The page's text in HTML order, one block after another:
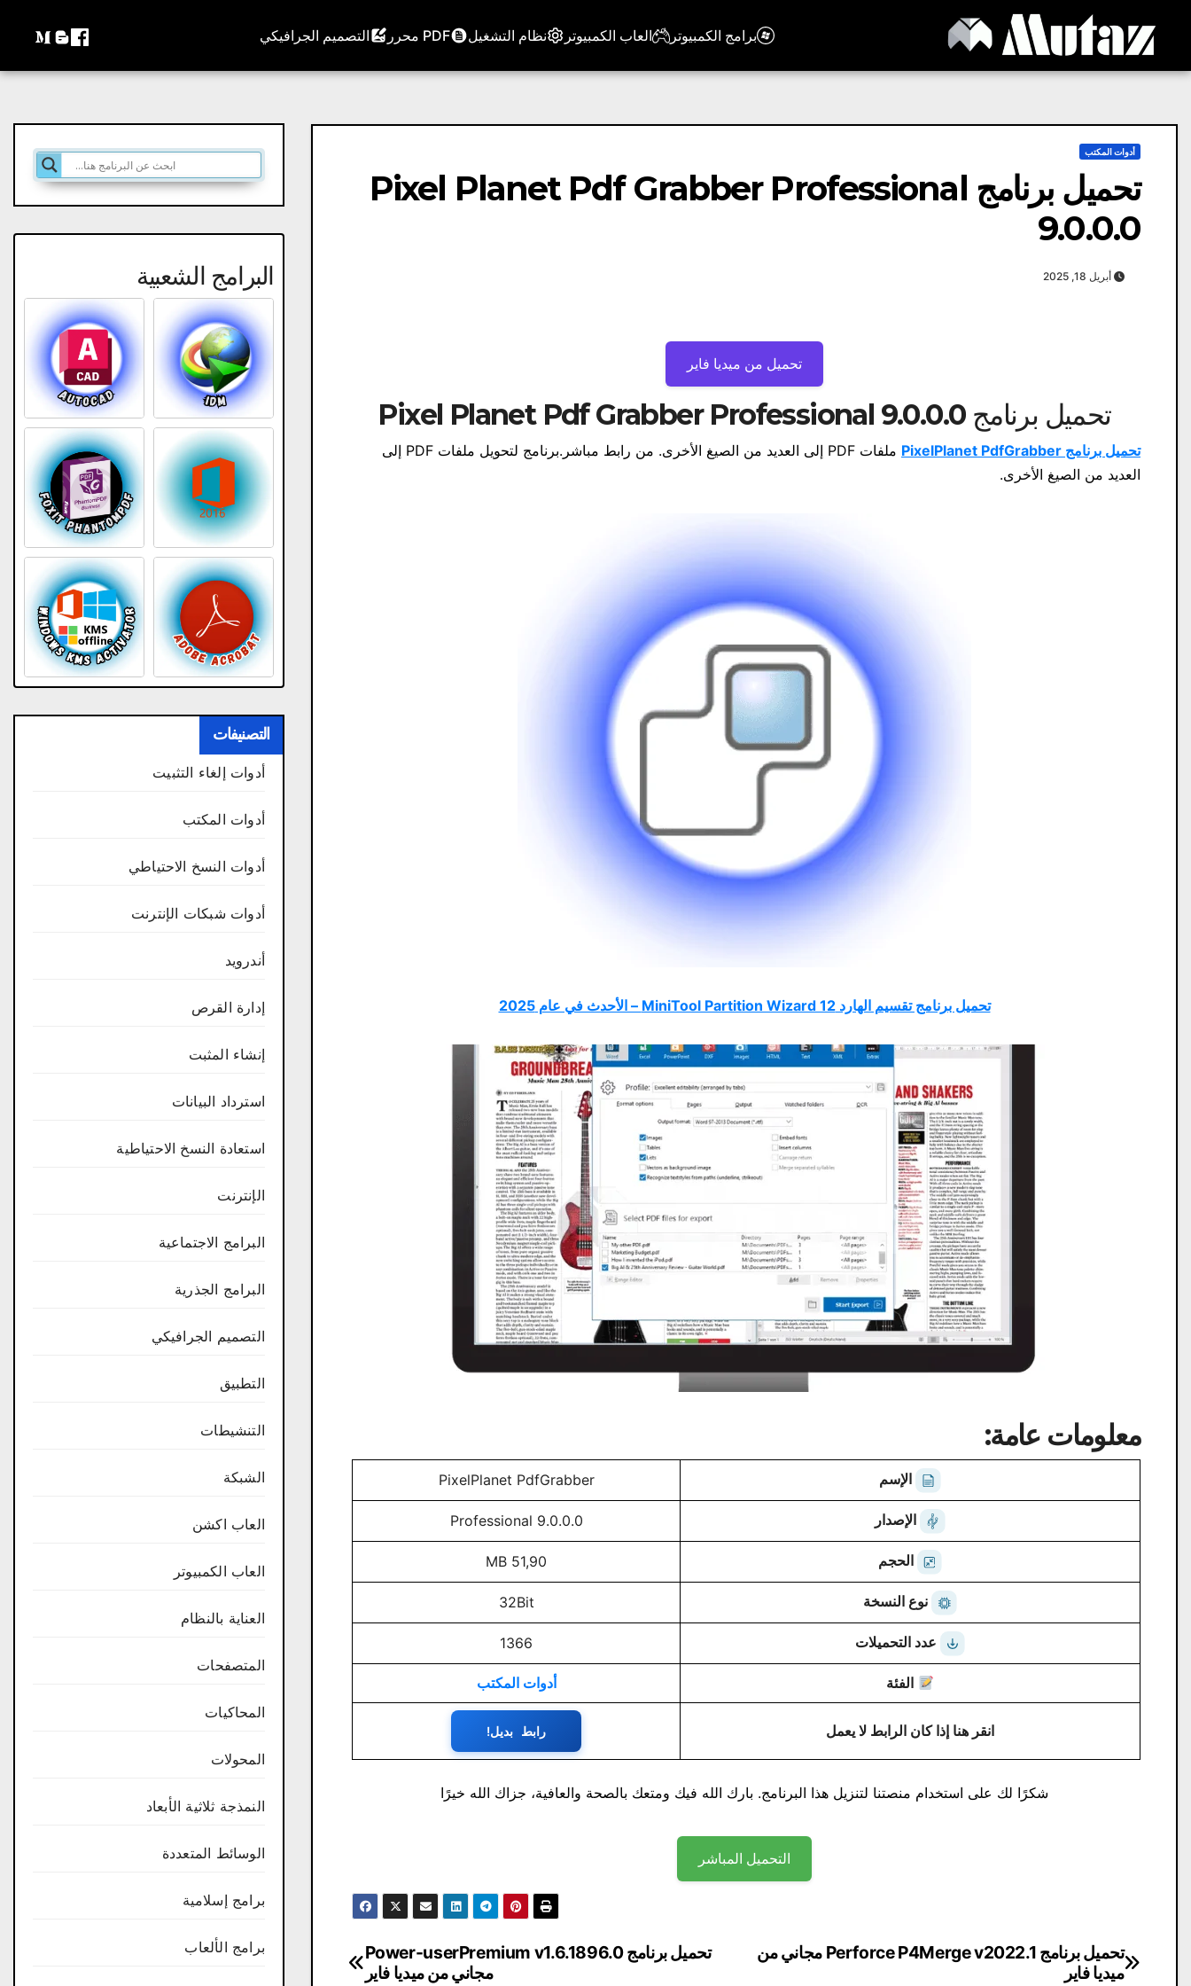
content
برامج الكمبيوتر العاب الكمبيوتر نظام التشغيل PDF محرر التصميم الجرافيكي
أدوات المكتب
تحميل برنامج Pixel Planet Pdf Grabber Professional
9.0.0.0
أبريل 18, 2025
تحميل من ميديا ​​فاير
تحميل برنامج Pixel Planet Pdf Grabber Professional 9.0.0.0
تحميل برنامج PixelPlanet PdfGrabber
ملفات PDF إلى العديد من الصيغ الأخرى. من رابط مباشر.برنامج لتحويل ملفات PDF إلى
العديد من الصيغ الأخرى.
تحميل برنامج تقسيم الهارد MiniTool Partition Wizard 12 – الأحدث في عام 2025
معلومات عامة:
الإسم PixelPlanet PdfGrabber
الإصدار Professional 9.0.0.0
الحجم 51,90 MB
نوع النسخة 32Bit
عدد التحميلات 1366
الفئة أدوات المكتب
انقر هنا إذا كان الرابط لا يعمل رابط بديل!
شكرًا لك على استخدام منصتنا لتنزيل هذا البرنامج. بارك الله فيك ومتعك بالصحة والعافية، جزاك الله خيرًا
التحميل المباشر
تصفّح
تحميل برنامج Power-userPremium v1.6.1896.0
مجاني من ميديا ​​فاير
تحميل برنامج Perforce P4Merge v2022.1 مجاني من
ميديا ​​فاير
البرامج الشعبية
التصنيفات
أدوات إلغاء التثبيت
أدوات المكتب
أدوات النسخ الاحتياطي
أدوات شبكات الإنترنت
أندرويد
إدارة القرص
إنشاء المثبت
استرداد البيانات
استعادة النسخ الاحتياطية
الإنترنت
البرامج الاجتماعية
البرامج الجذرية
التصميم الجرافيكي
التطبيق
التنشيطات
الشبكة
العاب اكشن
العاب الكمبيوتر
العناية بالنظام
المتصفحات
المحاكيات
المحولات
النمذجة ثلاثية الأبعاد
الوسائط المتعددة
برامج إسلامية
برامج الألعاب